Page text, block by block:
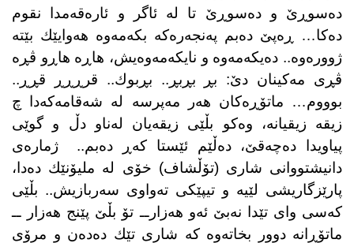
دەسوڕێ و دەسوڕێ تا لە ئاگر و ئارەقەمدا نقوم
دەكا… ڕەپێ دەبم پەنجەرەكە بكەمەوە هەوایێك بێتە
ژوورەوە.. دەیكەمەوە و نایكەمەوەیش، هاڕە هاڕو ڤڕە
ڤڕی مەكینان دێ: بڕ بڕبڕ.. بڕبوك.. قرڕڕڕ قڕڕ..
بوووم… ماتۆڕەكان هەر مەپرسە لە شەقامەكەدا چ
زیقە زیقیانە، وەكو بڵێی زیقەیان لەناو دڵ و گوێی
پیاویدا دەچەقێ، دەڵێم ئێستا كەڕ دەبم..
ژمارەی
دانیشتووانی شاری (تۆڵشاف) خۆی لە ملیۆنێك دەدا،
پارێزگاریشی لێیە و تیپێكی تەواوی سەربازیش.. بڵێی
كەسی وای تێدا نەبێ ئەو هەزارــ تۆ بڵێ پێنج هەزار ــ
ماتۆڕانە دوور بخاتەوە كە شاری تێك دەدەن و مرۆی